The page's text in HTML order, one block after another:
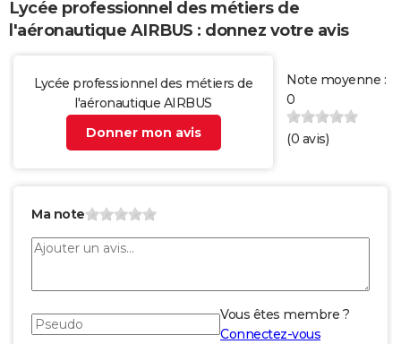
Lycée professionnel des métiers de
l'aéronautique AIRBUS : donnez votre avis
Lycée professionnel des métiers de
l'aéronautique AIRBUS
Donner mon avis
Note moyenne :
0
(0 avis)
Ma note
Vous êtes membre ?
Connectez-vous